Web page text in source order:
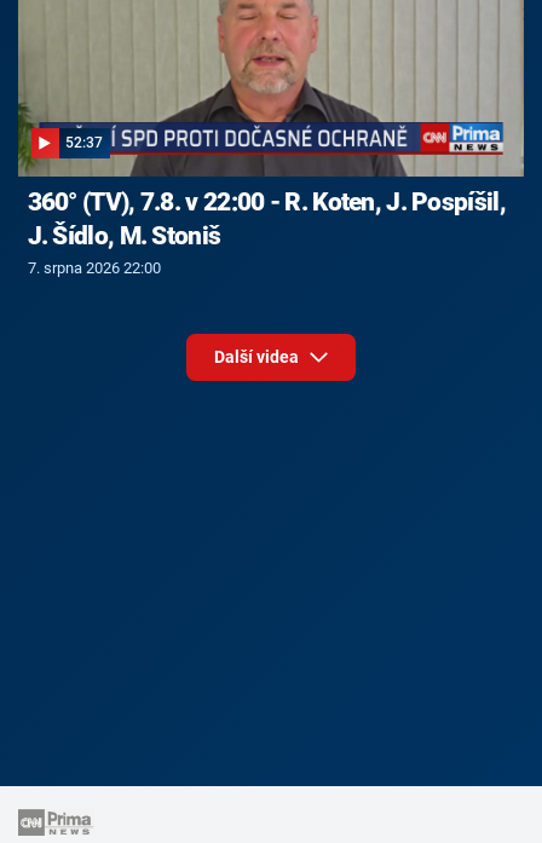
52:37
360° (TV), 7.8. v 22:00 - R. Koten, J. Pospíšil,
J. Šídlo, M. Stoniš
7. srpna 2026 22:00
Další videa